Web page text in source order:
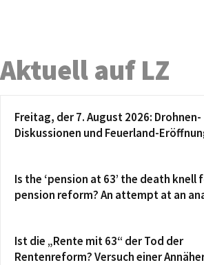
Aktuell auf LZ
Freitag, der 7. August 2026: Drohnen-
Diskussionen und Feuerland-
Is the ‘pension at 63’ the death knell
pension reform? An attempt at an
Ist die „Rente mit 63“ der Tod der
Rentenreform? Versuch einer